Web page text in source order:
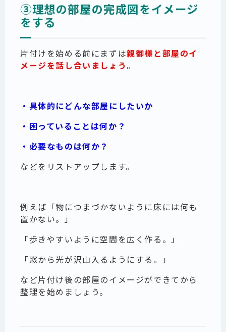
③理想の部屋の完成図をイメージ
をする
片付けを始める前にまずは親御様と部屋のイ
メージを話し合い ましょう。
・具体的にどんな部屋にしたいか
・困っていることは何か？
・必要なものは何か？
などをリストアップします。
例えば「物につまづかないように床には何も
置かない。」
「歩きやすいように空間を広く作る。」
「窓から光が沢山入るようにする。」
など片付け後の部屋のイメージができてから
整理を始めましょう。